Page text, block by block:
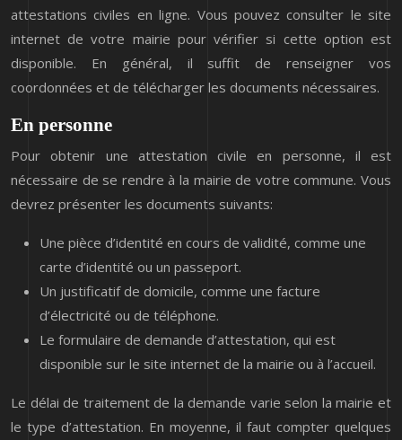
attestations civiles en ligne. Vous pouvez consulter le site
internet de votre mairie pour vérifier si cette option est
disponible. En général, il suffit de renseigner vos
coordonnées et de télécharger les documents nécessaires.
En personne
Pour obtenir une attestation civile en personne, il est
nécessaire de se rendre à la mairie de votre commune. Vous
devrez présenter les documents suivants:
Une pièce d’identité en cours de validité, comme une
carte d’identité ou un passeport.
Un justificatif de domicile, comme une facture
d’électricité ou de téléphone.
Le formulaire de demande d’attestation, qui est
disponible sur le site internet de la mairie ou à l’accueil.
Le délai de traitement de la demande varie selon la mairie et
le type d’attestation. En moyenne, il faut compter quelques